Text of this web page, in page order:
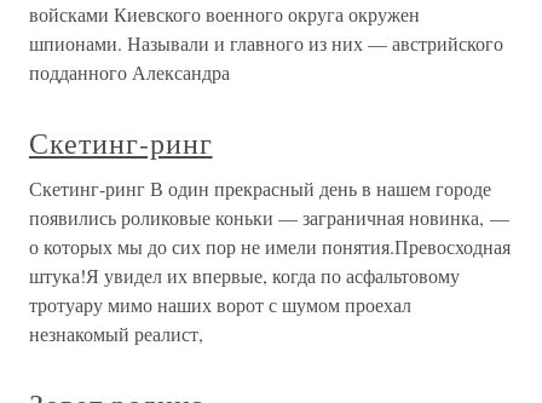
войсками Киевского военного округа окружен
шпионами. Называли и главного из них — австрийского
подданного Александра
Скетинг-ринг
Скетинг-ринг В один прекрасный день в нашем городе
появились роликовые коньки — заграничная новинка, —
о которых мы до сих пор не имели понятия.Превосходная
штука!Я увидел их впервые, когда по асфальтовому
тротуару мимо наших ворот с шумом проехал
незнакомый реалист,